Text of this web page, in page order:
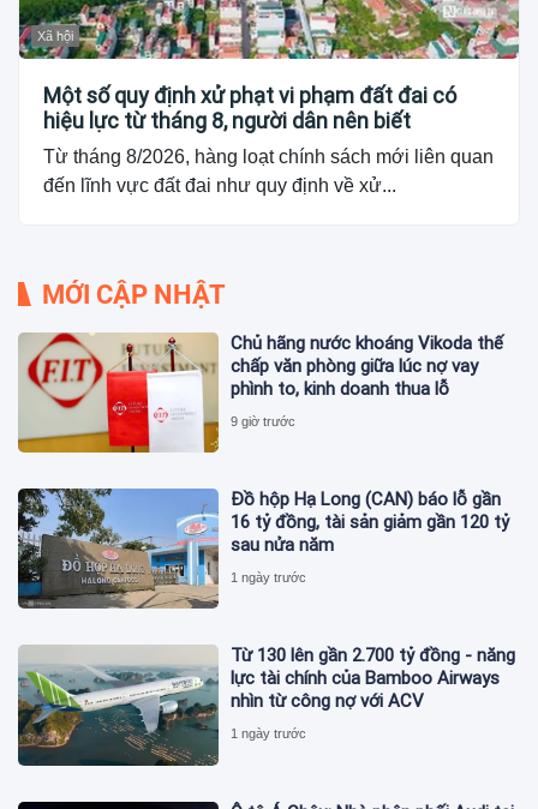
Xã hội
Một số quy định xử phạt vi phạm đất đai có
hiệu lực từ tháng 8, người dân nên biết
Từ tháng 8/2026, hàng loạt chính sách mới liên quan
đến lĩnh vực đất đai như quy định về xử...
MỚI CẬP NHẬT
Chủ hãng nước khoáng Vikoda thế
chấp văn phòng giữa lúc nợ vay
phình to, kinh doanh thua lỗ
9 giờ trước
Đồ hộp Hạ Long (CAN) báo lỗ gần
16 tỷ đồng, tài sản giảm gần 120 tỷ
sau nửa năm
1 ngày trước
Từ 130 lên gần 2.700 tỷ đồng - năng
lực tài chính của Bamboo Airways
nhìn từ công nợ với ACV
1 ngày trước